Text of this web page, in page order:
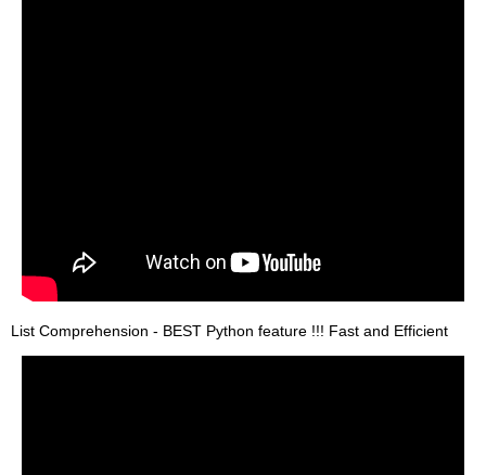
List Comprehension - BEST Python feature !!! Fast and Efficient